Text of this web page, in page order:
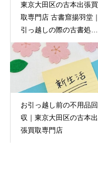
東京大田区の古本出張買
取専門店 古書窟揚羽堂｜
引っ越しの際の古書処分
はお任せを！
お引っ越し前の不用品回
収｜東京大田区の古本出
張買取専門店